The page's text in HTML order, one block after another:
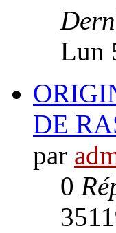
Lun
DE
par
0